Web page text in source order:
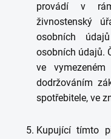
provádí v
živnostenský
osobních
osobních údajů.
ve
dodržováním
spotřebitele, ve
Kupující tímto